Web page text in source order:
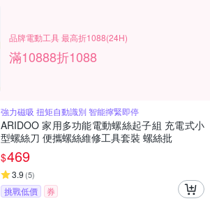
品牌電動工具 最高折1088(24H)
滿10888折1088
強力磁吸 扭矩自動識別 智能擰緊即停
ARIDOO 家用多功能電動螺絲起子組 充電式小
型螺絲刀 便攜螺絲維修工具套裝 螺絲批
$469
3.9 (5)
挑戰低價
券